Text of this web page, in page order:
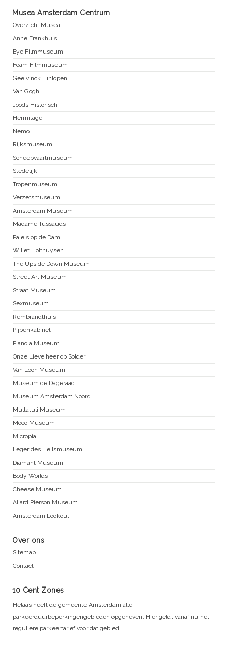
Musea Amsterdam Centrum
Overzicht Musea
Anne Frankhuis
Eye Filmmuseum
Foam Filmmuseum
Geelvinck Hinlopen
Van Gogh
Joods Historisch
Hermitage
Nemo
Rijksmuseum
Scheepvaartmuseum
Stedelijk
Tropenmuseum
Verzetsmuseum
Amsterdam Museum
Madame Tussauds
Paleis op de Dam
Willet Holthuysen
The Upside Down Museum
Street Art Museum
Straat Museum
Sexmuseum
Rembrandthuis
Pijpenkabinet
Pianola Museum
Onze Lieve heer op Solder
Van Loon Museum
Museum de Dageraad
Museum Amsterdam Noord
Multatuli Museum
Moco Museum
Micropia
Leger des Heilsmuseum
Diamant Museum
Body Worlds
Cheese Museum
Allard Pierson Museum
Amsterdam Lookout
Over ons
Sitemap
Contact
10 Cent Zones
Helaas heeft de gemeente Amsterdam alle
parkeerduurbeperkingengebieden opgeheven. Hier geldt vanaf nu het
reguliere parkeertarief voor dat gebied.